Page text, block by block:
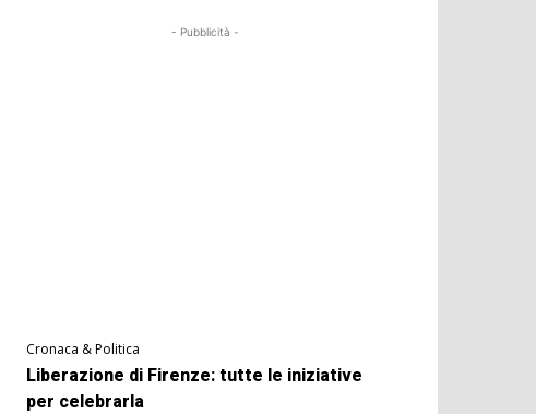
- Pubblicità -
Cronaca & Politica
Liberazione di Firenze: tutte le iniziative
per celebrarla